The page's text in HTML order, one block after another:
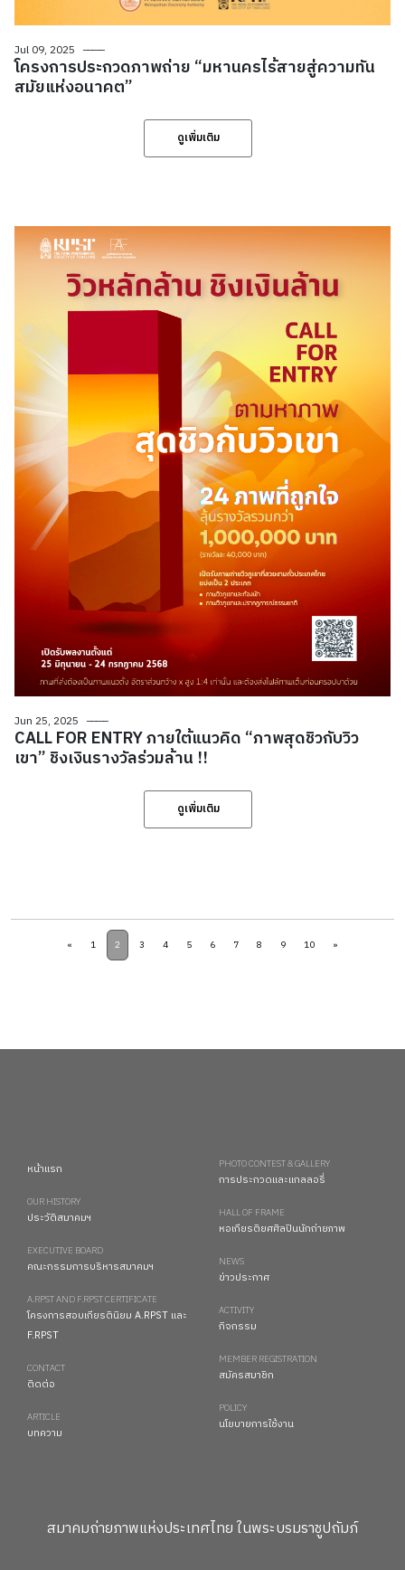
Jul 09, 2025
โครงการประกวดภาพถ่าย “มหานครไร้สายสู่ความทัน
สมัยแห่งอนาคต”
ดูเพิ่มเติม
Jun 25, 2025
CALL FOR ENTRY ภายใต้แนวคิด “ภาพสุดชิวกับวิว
เขา” ชิงเงินรางวัลร่วมล้าน !!
ดูเพิ่มเติม
« 1 2 3 4 5 6 7 8 9 10 »
หน้าแรก
OUR HISTORY
ประวัติสมาคมฯ
EXECUTIVE BOARD
คณะกรรมการบริหารสมาคมฯ
A.RPST AND F.RPST CERTIFICATE
โครงการสอบเกียรตินิยม A.RPST และ
F.RPST
CONTACT
ติดต่อ
ARTICLE
บทความ
PHOTO CONTEST & GALLERY
การประกวดและแกลลอรี่
HALL OF FRAME
หอเกียรติยศศิลปินนักถ่ายภาพ
NEWS
ข่าวประกาศ
ACTIVITY
กิจกรรม
MEMBER REGISTRATION
สมัครสมาชิก
POLICY
นโยบายการใช้งาน
สมาคมถ่ายภาพแห่งประเทศไทย ในพระบรมราชูปถัมภ์